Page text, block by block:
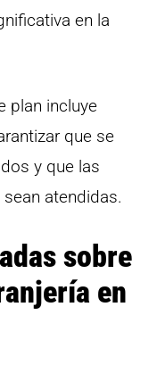
en la
plan incluye
que se
y que las
atendidas.
sobre
en